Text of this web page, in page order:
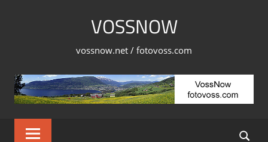
VOSSNOW
vossnow.net / fotovoss.com